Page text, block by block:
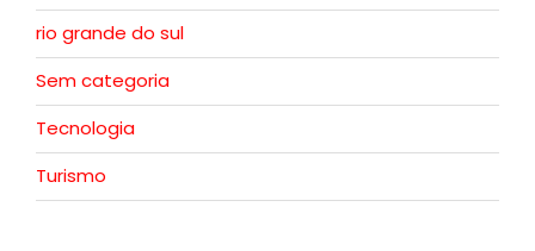
rio grande do sul
Sem categoria
Tecnologia
Turismo